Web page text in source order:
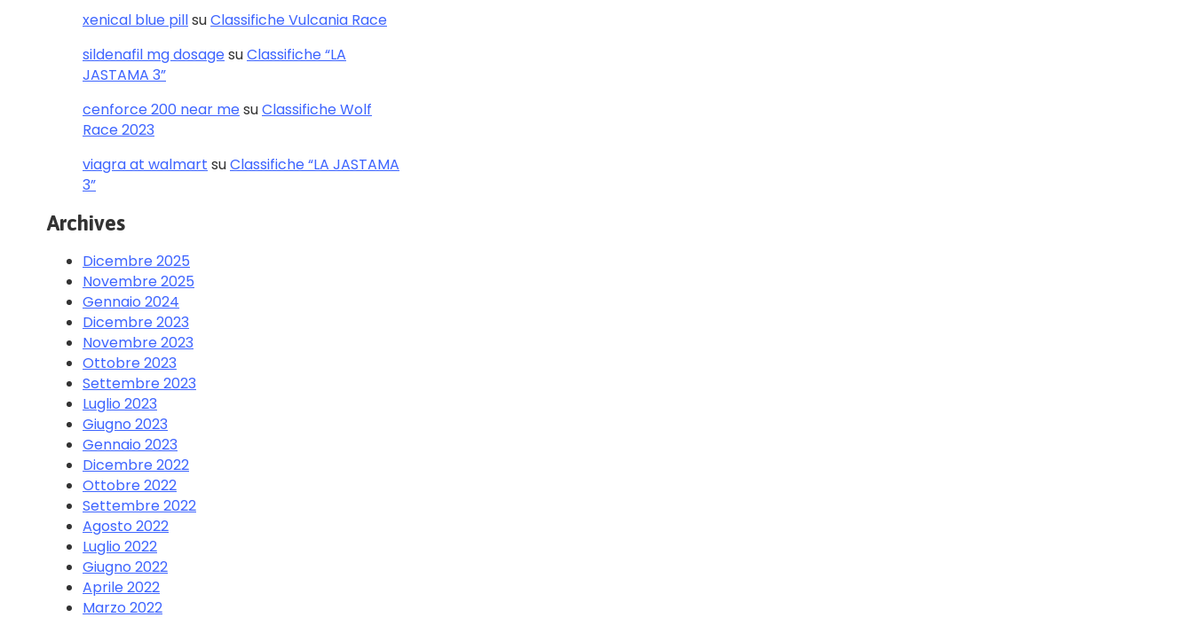
xenical blue pillsuClassifiche Vulcania Race
sildenafil mg dosagesuClassifiche “LA
JASTAMA 3”
cenforce 200 near mesuClassifiche Wolf
Race 2023
viagra at walmart suClassifiche “LA JASTAMA
3”
Archives
Dicembre 2025
Novembre 2025
Gennaio 2024
Dicembre 2023
Novembre 2023
Ottobre 2023
Settembre 2023
Luglio 2023
Giugno 2023
Gennaio 2023
Dicembre 2022
Ottobre 2022
Settembre 2022
Agosto 2022
Luglio 2022
Giugno 2022
Aprile 2022
Marzo 2022